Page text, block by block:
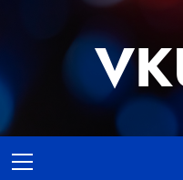
меню